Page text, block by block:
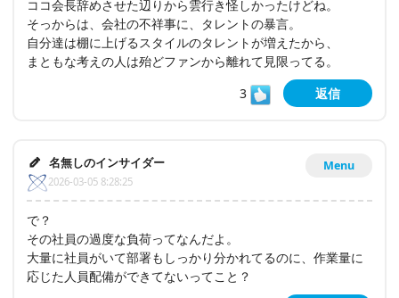
ココ会長辞めさせた辺りから雲行き怪しかったけどね。
そっからは、会社の不祥事に、タレントの暴言。
自分達は棚に上げるスタイルのタレントが増えたから、
まともな考えの人は殆どファンから離れて見限ってる。
3
返信
Menu
名無しのインサイダー
2026-03-05 8:28:25
で？
その社員の過度な負荷ってなんだよ。
大量に社員がいて部署もしっかり分かれてるのに、作業量に
応じた人員配備ができてないってこと？